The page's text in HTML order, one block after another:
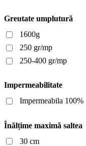
Greutate umplutură
1600g
250 gr/mp
250-400 gr/mp
Impermeabilitate
Impermeabila 100%
Înălțime maximă saltea
30 cm